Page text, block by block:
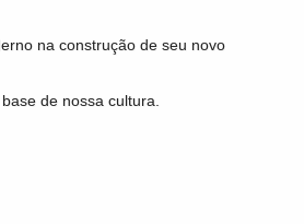
na construção de seu novo
de nossa cultura.